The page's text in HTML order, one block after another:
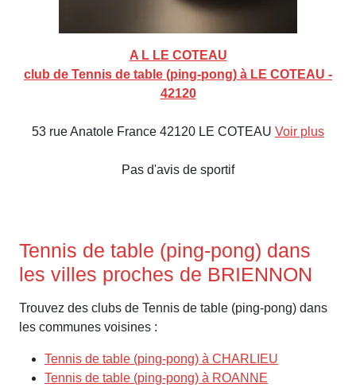
A L LE COTEAU
club de Tennis de table (ping-pong) à LE COTEAU -
42120
53 rue Anatole France 42120 LE COTEAU Voir plus
Pas d'avis de sportif
Tennis de table (ping-pong) dans
les villes proches de BRIENNON
Trouvez des clubs de Tennis de table (ping-pong) dans
les communes voisines :
Tennis de table (ping-pong) à CHARLIEU
Tennis de table (ping-pong) à ROANNE